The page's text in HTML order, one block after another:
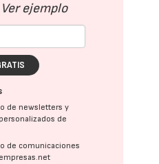
Ver ejemplo
de newsletters y
de
de comunicaciones